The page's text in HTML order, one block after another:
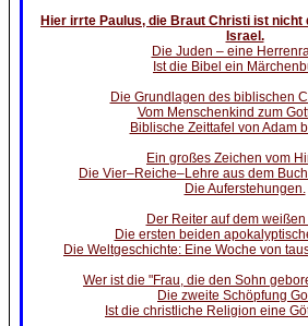
Hier irrte Paulus, die Braut Christi ist nicht
Israel.
Die Juden – eine
Ist die Bibel ein
Die Grundlagen des biblischen
Vom Menschenkind zum
Biblische Zeittafel von Adam
Ein großes Zeichen vom
Die Vier–Reiche–Lehre aus dem
Die Auferstehungen.
Der Reiter auf dem weißen
Die ersten beiden
Die Weltgeschichte: Eine Woche von
Wer ist die "Frau, die den Sohn
Die zweite Schöpfung
Ist die christliche Religion eine